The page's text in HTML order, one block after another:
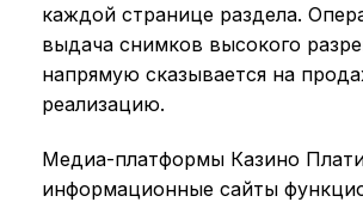
каждой странице раздела.
выдача снимков высокого
напрямую сказывается на
реализацию.
Медиа-платформы Казино
информационные сайты